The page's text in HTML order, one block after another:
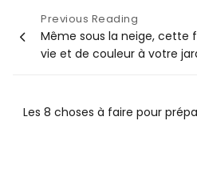
Navigation
de
l’article
Previous Reading
Même sous la neige, cette
vie et de couleur à votre
Les 8 choses à faire pour